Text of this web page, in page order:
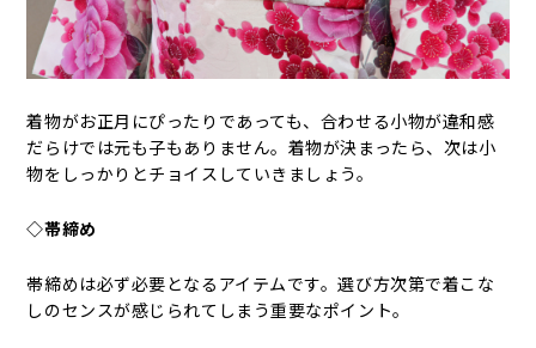
着物がお正月にぴったりであっても、合わせる小物が違和感
だらけでは元も子もありません。着物が決まったら、次は小
物をしっかりとチョイスしていきましょう。
◇帯締め
帯締めは必ず必要となるアイテムです。選び方次第で着こな
しのセンスが感じられてしまう重要なポイント。